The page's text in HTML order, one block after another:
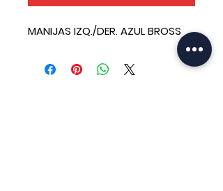
MANIJAS IZQ./DER. AZUL BROSS